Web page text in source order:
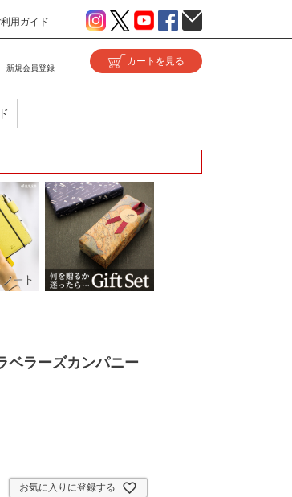
用ガイド
新規会員登録
ベラーズカンパニー
お気に入りに登録する